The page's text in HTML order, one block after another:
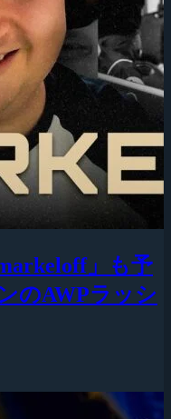
」も予
のAWPラッシ